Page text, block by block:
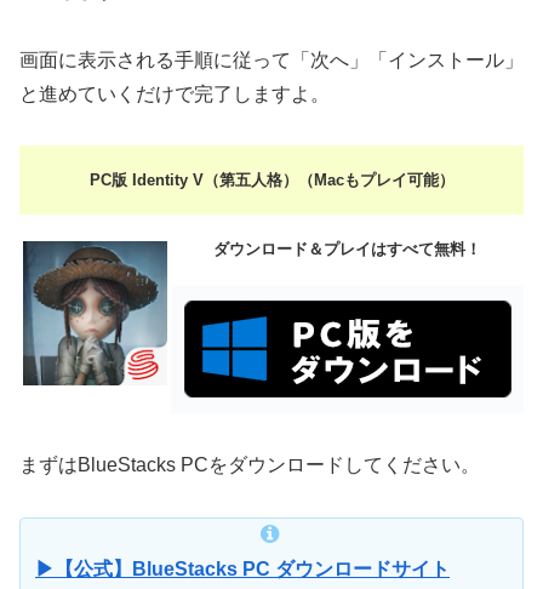
画面に表示される手順に従って「次へ」「インストール」
と進めていくだけで完了しますよ。
PC版 Identity V（第五人格）（Macもプレイ可能）
ダウンロード＆プレイはすべて無料！
まずはBlueStacks PCをダウンロードしてください。
▶【公式】BlueStacks PC ダウンロードサイト